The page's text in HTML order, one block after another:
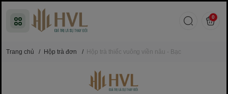
0
Trang chủ / Hộp trà đơn / Hộp trà thiếc vuông viền nâu - Bạc